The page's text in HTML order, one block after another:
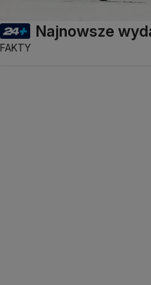
Najnowsze
FAKTY